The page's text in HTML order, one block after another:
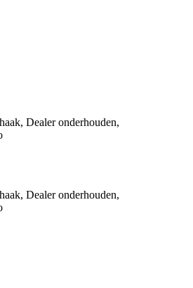
Dealer onderhouden,
Dealer onderhouden,